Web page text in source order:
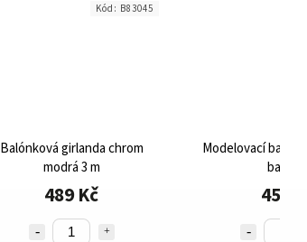
Balónková girlanda chrom
modrá 3 m
489 Kč
Kód: B83045
Modelovací
barev
45 Kč